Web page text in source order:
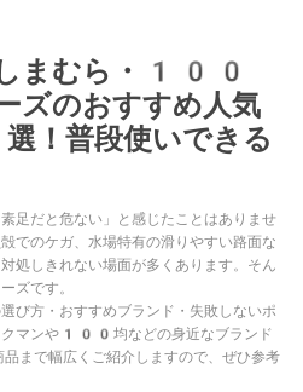
しまむら・100
ズのおすすめ人気
！普段使いできる
足だと危ない」と感じたことはありませ
でのケガ、水場特有の滑りやすい路面な
処しきれない場面が多くあります。そん
ューズです。
び方・おすすめブランド・失敗しないポ
クマンや100均などの身近なブランド
で幅広くご紹介しますので、ぜひ参考